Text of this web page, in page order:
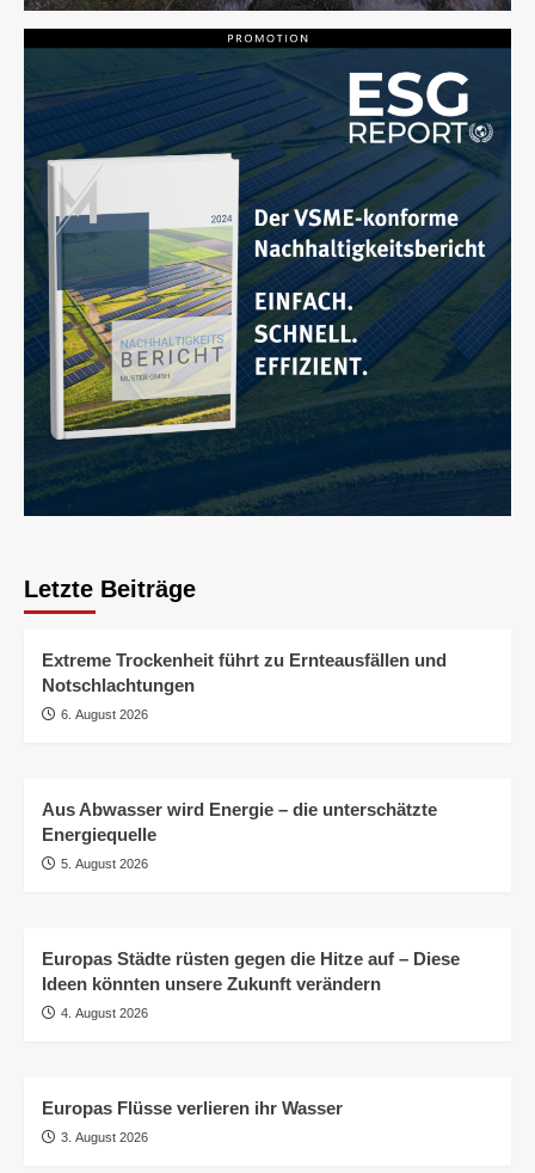
Letzte Beiträge
Extreme Trockenheit führt zu Ernteausfällen und
Notschlachtungen
6. August 2026
Aus Abwasser wird Energie – die unterschätzte
Energiequelle
5. August 2026
Europas Städte rüsten gegen die Hitze auf – Diese
Ideen könnten unsere Zukunft verändern
4. August 2026
Europas Flüsse verlieren ihr Wasser
3. August 2026